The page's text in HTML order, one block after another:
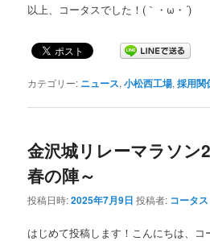
以上、コータスでした！(｀・ω・´)
カテゴリー: ニュース,小松西工場,採用関
金沢城リレーマラソン
春の陣～
投稿日時:2025年7月9日 投稿者: コータス
はじめて投稿します！こんにちは、コ